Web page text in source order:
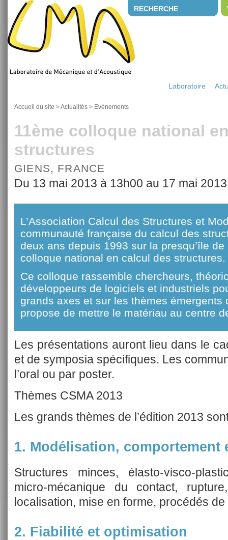
RECHERCHE
Laboratoire
Accueil du site >Actualités > Evénements
11ème colloque national
structures
GIENS, FRANCE
Du 13 mai 2013 à 13h00 au 17 mai
L’Association Calcul des Structures et
communauté française du calcul des
deux ans depuis 1993 sur la presqu’île
colloque national en calcul des structures.
Ce colloque rassemble chercheurs,
développeurs de logiciels et industriels
grands axes et sur les thèmes émergents
propose de mettre le matériau au centre
Les présentations auront lieu dans le
et de symposia spécifiques. Les
l’oral ou par poster.
Thèmes CSMA 2013
Les grands thèmes de l’édition 2013
1. Modélisation, comportement
Structures minces, élasto-visco-
micro-mécanique du contact,
localisation, mise en forme, procédés
2. Fiabilité et optimisation